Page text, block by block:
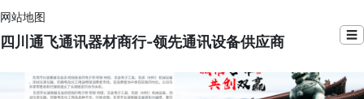
网站地图
四川通飞通讯器材商行-领先通讯设备供应商 ☰